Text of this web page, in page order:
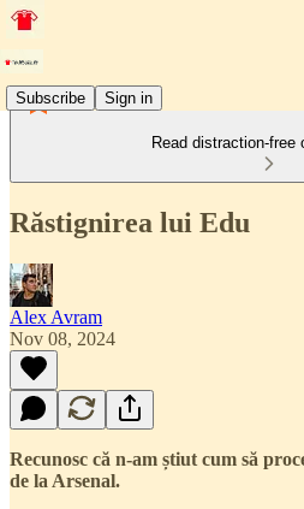
Subscribe Sign in
Read distraction-free
Răstignirea lui Edu
Alex Avram
Nov 08, 2024
Recunosc că n-am știut cum să
de la Arsenal.